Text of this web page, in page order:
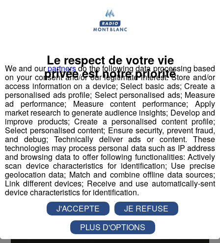
We and ourpartnersdo the following data processing based
on your consent and/or our legitimate interest: Store and/or
access information on a device; Select basic ads; Create a
personalised ads profile; Select personalised ads; Measure
ad performance; Measure content performance; Apply
market research to generate audience insights; Develop and
improve products; Create a personalised content profile;
Select personalised content; Ensure security, prevent fraud,
and debug; Technically deliver ads or content. These
technologies may process personal data such as IP address
and browsing data to offer following functionalities: Actively
scan device characteristics for identification; Use precise
geolocation data; Match and combine offline data sources;
Link different devices; Receive and use automatically-sent
device characteristics for identification.
Le respect de votre vie
privée est notre priorité
J'ACCEPTE
JE REFUSE
PLUS D'OPTIONS